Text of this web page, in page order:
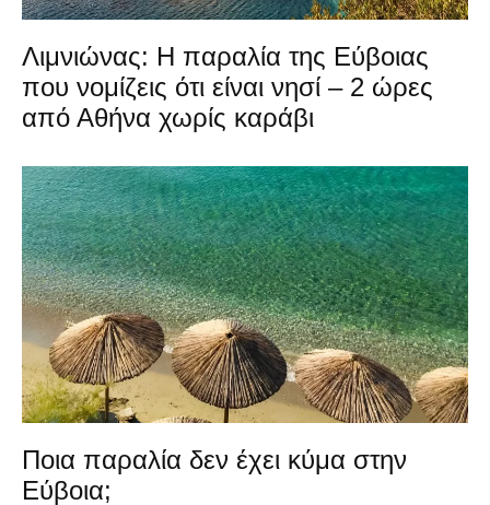
Λιμνιώνας: Η παραλία της Εύβοιας
που νομίζεις ότι είναι νησί – 2 ώρες
από Αθήνα χωρίς καράβι
Ποια παραλία δεν έχει κύμα στην
Εύβοια;